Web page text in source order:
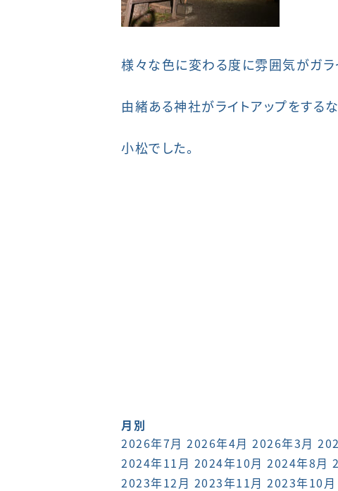
様々な色に変わる度に雰囲気がガラ
由緒ある神社がライトアップをする
小松でした。
月別
2026年7月 2026年4月 2026年3月
2024年11月 2024年10月 2024年8月
2023年12月 2023年11月 2023年10月